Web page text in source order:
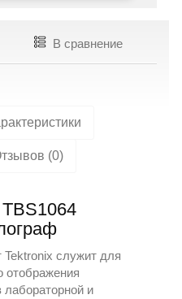
В сравнение
(0)
Tektronix служит для
отображения
лабораторной и